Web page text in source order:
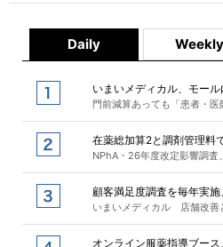
Daily Weekly
いまいメディカル、モー
門前減算あっても「患者・医
在薬総加算2と調剤管理料
NPhA・26年度改定影響調査
顧客満足度調査を毎年実施
いまいメディカル 店舗改善
オンライン服薬指導ブー